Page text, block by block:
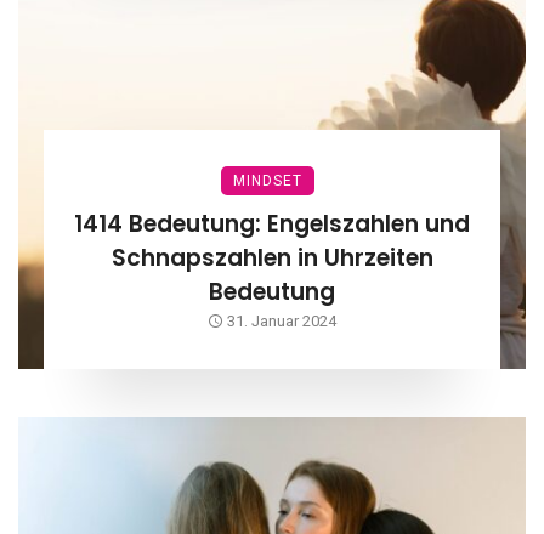
MINDSET
1414 Bedeutung: Engelszahlen und
Schnapszahlen in Uhrzeiten
Bedeutung
31. Januar 2024